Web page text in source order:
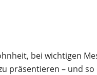
bei wichtigen
präsentieren – und